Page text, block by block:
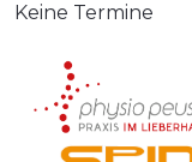
Keine Termine